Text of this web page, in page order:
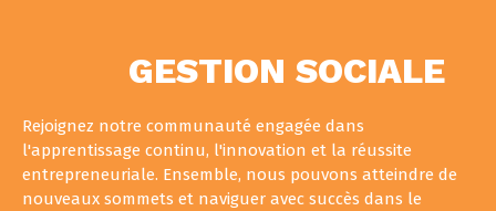
GESTION SOCIALE
Rejoignez notre communauté engagée dans
l'apprentissage continu, l'innovation et la réussite
entrepreneuriale. Ensemble, nous pouvons atteindre de
nouveaux sommets et naviguer avec succès dans le